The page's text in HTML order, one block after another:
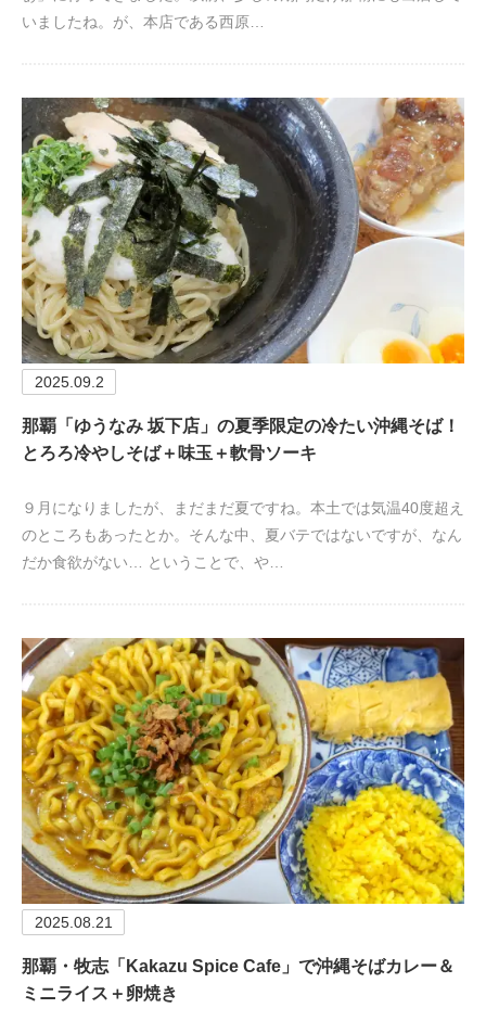
いましたね。が、本店である西原…
2025.09.2
那覇「ゆうなみ 坂下店」の夏季限定の冷たい沖縄そば！
とろろ冷やしそば＋味玉＋軟骨ソーキ
９月になりましたが、まだまだ夏ですね。本土では気温40度超え
のところもあったとか。そんな中、夏バテではないですが、なん
だか食欲がない… ということで、や…
2025.08.21
那覇・牧志「Kakazu Spice Cafe」で沖縄そばカレー＆
ミニライス＋卵焼き